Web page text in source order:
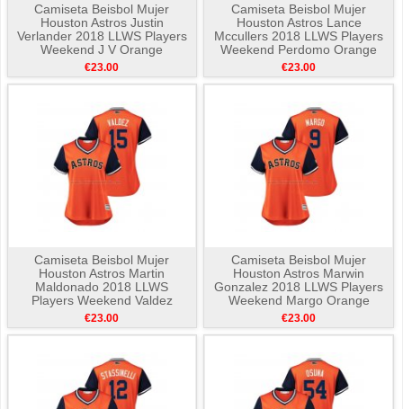
Camiseta Beisbol Mujer
Houston Astros Justin
Verlander 2018 LLWS Players
Weekend J V Orange
€23.00
Camiseta Beisbol Mujer
Houston Astros Lance
Mccullers 2018 LLWS Players
Weekend Perdomo Orange
€23.00
Camiseta Beisbol Mujer
Houston Astros Martin
Maldonado 2018 LLWS
Players Weekend Valdez
Orange
€23.00
Camiseta Beisbol Mujer
Houston Astros Marwin
Gonzalez 2018 LLWS Players
Weekend Margo Orange
€23.00